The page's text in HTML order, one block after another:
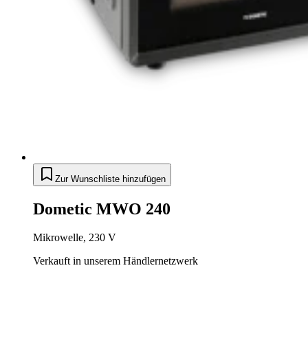
Zur Wunschliste hinzufügen
Dometic MWO 240
Mikrowelle, 230 V
Verkauft in unserem Händlernetzwerk